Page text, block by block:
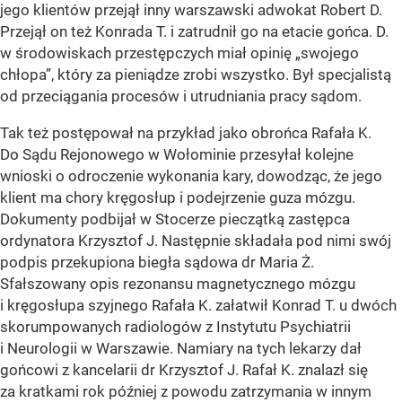
jego klientów przejął inny warszawski adwokat Robert D.
Przejął on też Konrada T. i zatrudnił go na etacie gońca. D.
w środowiskach przestępczych miał opinię „swojego
chłopa”, który za pieniądze zrobi wszystko. Był specjalistą
od przeciągania procesów i utrudniania pracy sądom.
Tak też postępował na przykład jako obrońca Rafała K.
Do Sądu Rejonowego w Wołominie przesyłał kolejne
wnioski o odroczenie wykonania kary, dowodząc, że jego
klient ma chory kręgosłup i podejrzenie guza mózgu.
Dokumenty podbijał w Stocerze pieczątką zastępca
ordynatora Krzysztof J. Następnie składała pod nimi swój
podpis przekupiona biegła sądowa dr Maria Ż.
Sfałszowany opis rezonansu magnetycznego mózgu
i kręgosłupa szyjnego Rafała K. załatwił Konrad T. u dwóch
skorumpowanych radiologów z Instytutu Psychiatrii
i Neurologii w Warszawie. Namiary na tych lekarzy dał
gońcowi z kancelarii dr Krzysztof J. Rafał K. znalazł się
za kratkami rok później z powodu zatrzymania w innym